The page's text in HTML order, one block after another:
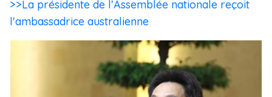
>>La présidente de l’Assemblée nationale reçoit
l'ambassadrice australienne